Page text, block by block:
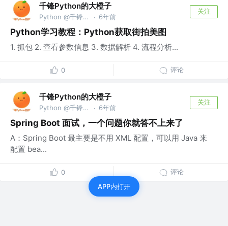
千锋Python的大橙子
Python @千锋教育部 · 6年前
关注
Python学习教程：Python获取街拍美图
1. 抓包 2. 查看参数信息 3. 数据解析 4. 流程分析...
0 评论
千锋Python的大橙子
Python @千锋教育部 · 6年前
关注
Spring Boot 面试，一个问题你就答不上来了
A：Spring Boot 最主要是不用 XML 配置，可以用 Java 来
配置 bea...
0
评论
APP内打开